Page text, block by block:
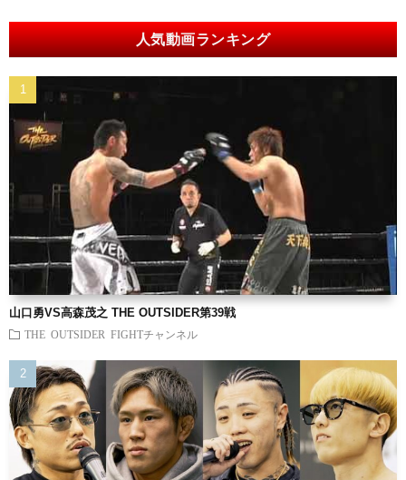
人気動画ランキング
山口勇VS高森茂之 THE OUTSIDER第39戦
THE OUTSIDER FIGHTチャンネル